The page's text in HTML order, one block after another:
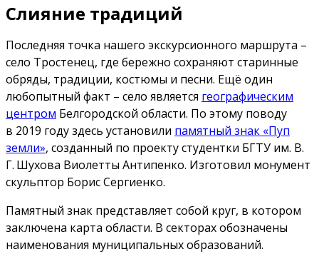
Слияние традиций
Последняя точка нашего экскурсионного маршрута –
село Тростенец, где бережно сохраняют старинные
обряды, традиции, костюмы и песни. Ещё один
любопытный факт – село является географическим
центром Белгородской области. По этому поводу
в 2019 году здесь установили памятный знак «Пуп
земли», созданный по проекту студентки БГТУ им. В.
Г. Шухова Виолетты Антипенко. Изготовил монумент
скульптор Борис Сергиенко.
Памятный знак представляет собой круг, в котором
заключена карта области. В секторах обозначены
наименования муниципальных образований.